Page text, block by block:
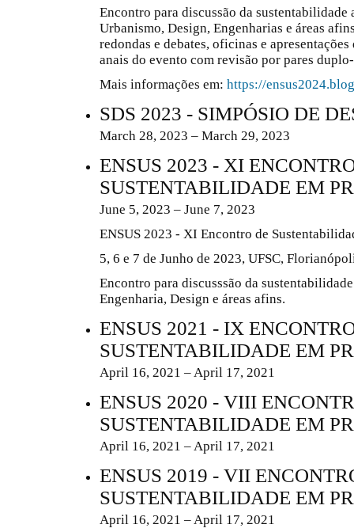
Encontro para discussão da
Urbanismo, Design, Engenharias e áreas
redondas e debates, oficinas e
anais do evento com revisão por pares
Mais informações em: https://
SDS 2023 - SIMPÓSIO DE
March 28, 2023 – March 29, 2023
ENSUS 2023 - XI
SUSTENTABILIDADE EM
June 5, 2023 – June 7, 2023
ENSUS 2023 - XI Encontro de
5, 6 e 7 de Junho de 2023, UFSC,
Encontro para discusssão da
Engenharia, Design e áreas afins.
ENSUS 2021 - IX
SUSTENTABILIDADE EM
April 16, 2021 – April 17, 2021
ENSUS 2020 - VIII
SUSTENTABILIDADE EM
April 16, 2021 – April 17, 2021
ENSUS 2019 - VII
SUSTENTABILIDADE EM
April 16, 2021 – April 17, 2021